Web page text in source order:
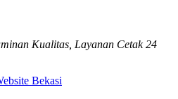
Kualitas, Layanan Cetak 24
Bekasi